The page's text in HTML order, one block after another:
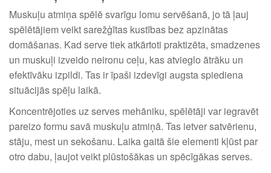
Muskuļu atmiņa spēlē svarīgu lomu servēšanā, jo tā ļauj
spēlētājiem veikt sarežģītas kustības bez apzinātas
domāšanas. Kad serve tiek atkārtoti praktizēta, smadzenes
un muskuļi izveido neironu ceļu, kas atvieglo ātrāku un
efektīvāku izpildi. Tas ir īpaši izdevīgi augsta spiediena
situācijās spēļu laikā.
Koncentrējoties uz serves mehāniku, spēlētāji var iegravēt
pareizo formu savā muskuļu atmiņā. Tas ietver satvērienu,
stāju, mest un sekošanu. Laika gaitā šie elementi kļūst par
otro dabu, ļaujot veikt plūstošākas un spēcīgākas serves.